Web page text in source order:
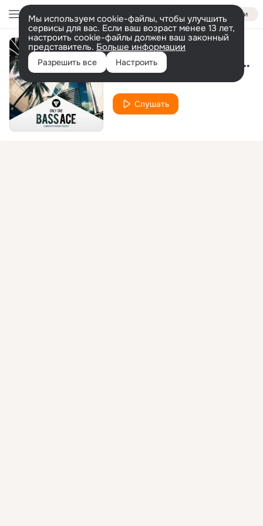
Войти
Мы используем cookie-файлы, чтобы улучшить
сервисы для вас. Если ваш возраст менее 13 лет,
настроить cookie-файлы должен ваш законный
представитель. Больше информации
Разрешить все Настроить Don't Let Me Go (Extended Mix)
Слушать